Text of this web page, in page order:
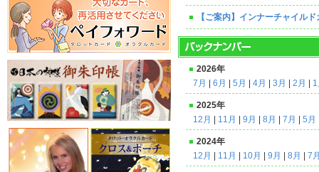
【ご案内】インナーチャイル
2026年
7月
6月 5月 4月 3月 2月
2025年
12月
11月 9月 8月 7月 5月
2024年
12月
11月 10月 9月 8月 7